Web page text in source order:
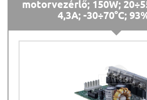
motorvezérlő; 150W;
4,3A; -30÷70°C;